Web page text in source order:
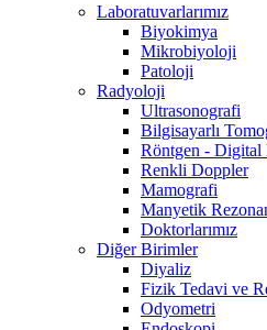
Laboratuvarlarımız
Biyokimya
Mikrobiyoloji
Patoloji
Radyoloji
Ultrasonografi
Bilgisayarlı
Röntgen - Digital
Renkli Doppler
Mamografi
Manyetik
Doktorlarımız
Diğer Birimler
Diyaliz
Fizik Tedavi ve
Odyometri